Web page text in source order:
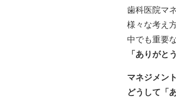
歯科医院マ
様々な考え
中でも重要
「ありがとう
マネジメン
どうして「